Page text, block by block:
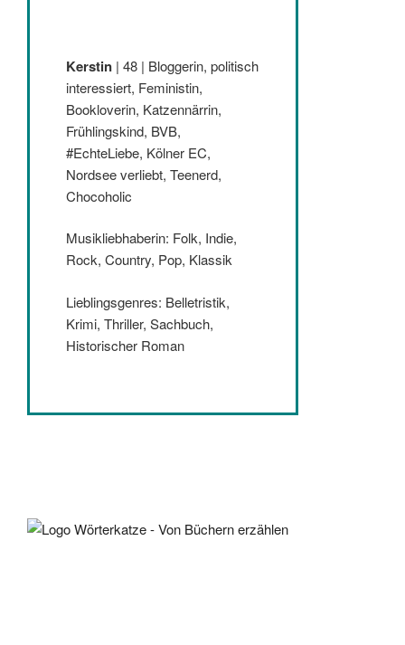
Kerstin | 48 | Bloggerin, politisch
interessiert, Feministin,
Bookloverin, Katzennärrin,
Frühlingskind, BVB,
#EchteLiebe, Kölner EC,
Nordsee verliebt, Teenerd,
Chocoholic
Musikliebhaberin: Folk, Indie,
Rock, Country, Pop, Klassik
Lieblingsgenres: Belletristik,
Krimi, Thriller, Sachbuch,
Historischer Roman